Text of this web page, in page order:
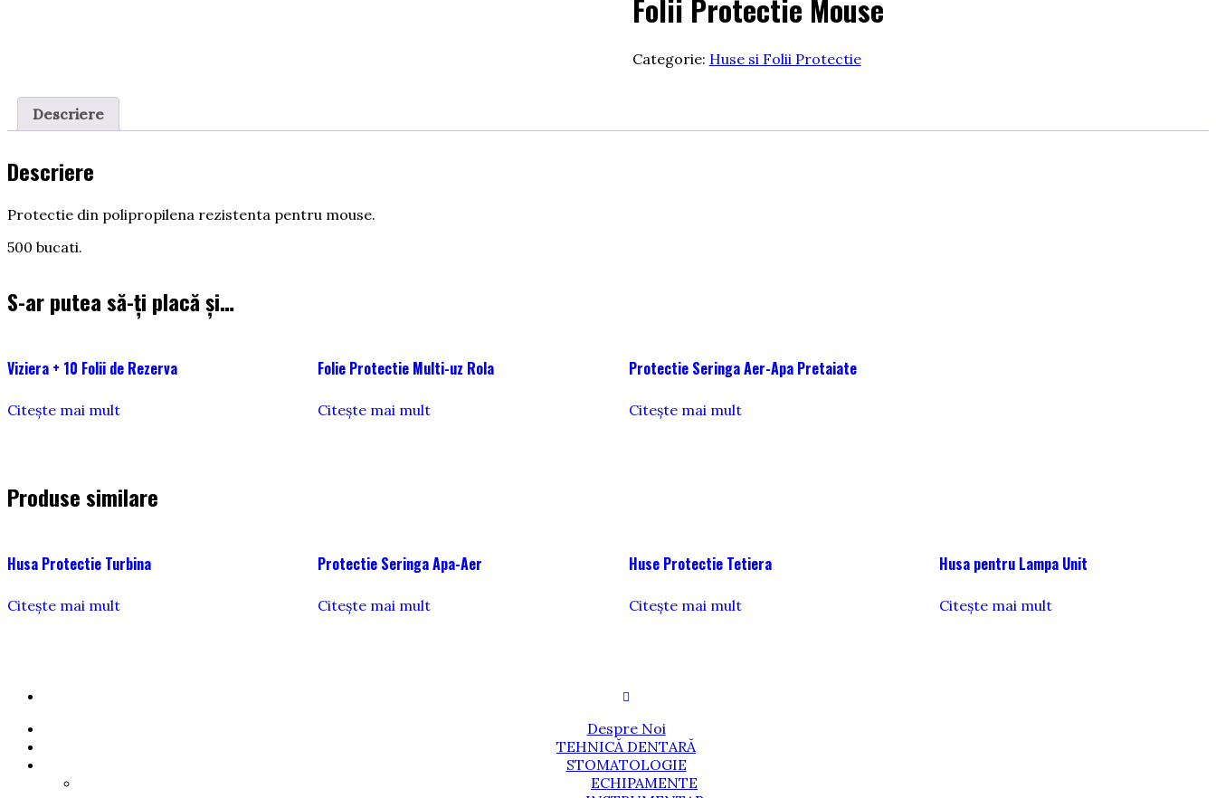
Folii Protectie Mouse
Categorie: Huse si Folii Protectie
Descriere
Descriere
Protectie din polipropilena rezistenta pentru mouse.
500 bucati.
S-ar putea să-ți placă și…
Viziera + 10 Folii de Rezerva
Citește mai mult
Folie Protectie Multi-uz Rola
Citește mai mult
Protectie Seringa Aer-Apa Pretaiate
Citește mai mult
Produse similare
Husa Protectie Turbina
Citește mai mult
Protectie Seringa Apa-Aer
Citește mai mult
Huse Protectie Tetiera
Citește mai mult
Husa pentru Lampa Unit
Citește mai mult
Despre Noi
TEHNICĂ DENTARĂ
STOMATOLOGIE
ECHIPAMENTE